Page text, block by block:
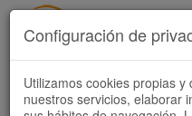
Acceder Registrate
Configuración de
Utilizamos cookies propias
nuestros servicios, elaborar